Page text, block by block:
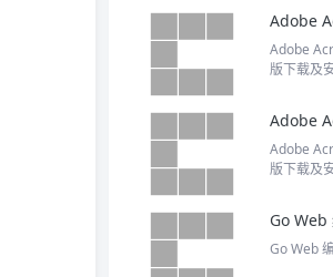
Adobe
版下载及
Adobe
版下载及
Go Web
Go Web